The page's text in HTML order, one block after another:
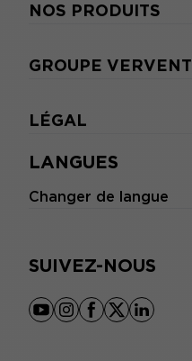
LANGUES
Changer de langue
SUIVEZ-NOUS
youtube
instagram
facebook
x linkedin
NOS PRODUITS
GROUPE VERVENT
LÉGAL